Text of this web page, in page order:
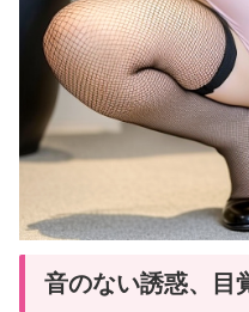
音のない誘惑、目